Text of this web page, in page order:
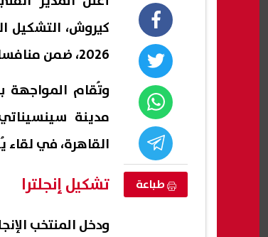
طباعة
كيروش، التشكيل
2026، ضمن منافسات الجولة الثانية من المجموعة الثانية عشرة.
وتُقام المواجهة
مدينة
القاهرة، في لقاء
تشكيل إنجلترا
ودخل المنتخب